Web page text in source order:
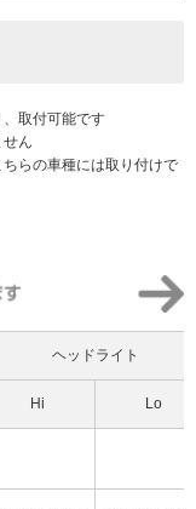
取付可能です
ん
らの車種には取り付けで
ヘッドライト
Hi Lo